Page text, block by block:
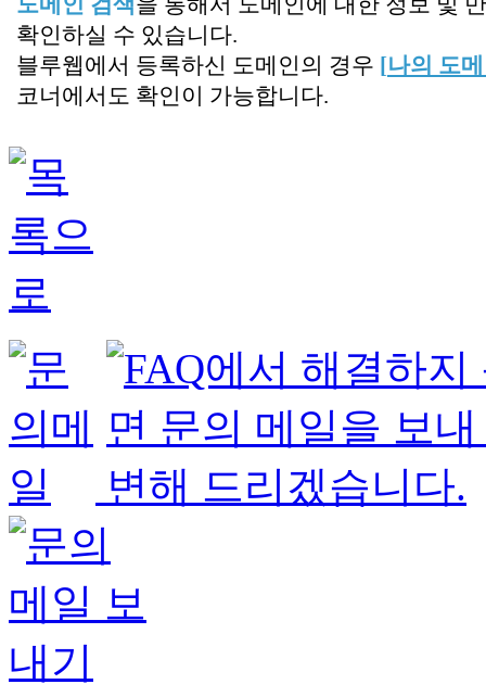
확인하실 수 있습니다.
블루웹에서 등록하신 도메인의 경우 [나의 도
코너에서도 확인이 가능합니다.